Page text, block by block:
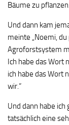
Bäume zu pflanzen.
Und dann kam
meinte „Noemi,
Agroforstsystem
Ich habe das Wort
ich habe das Wort
wir.“
Und dann habe
tatsächlich eine